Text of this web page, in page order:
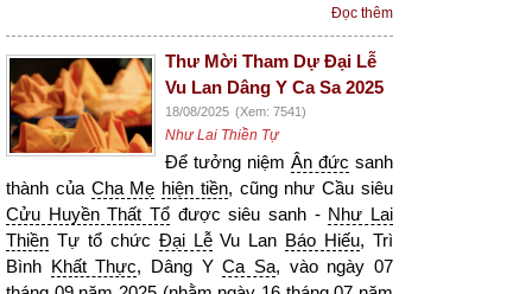
Đọc thêm
Thư Mời Tham Dự Đại Lễ
Vu Lan Dâng Y Ca Sa 2025
18/08/2025 (Xem: 7541)
Như Lai Thiền Tự
Để tưởng niệm Ân đức sanh
thành của Cha Mẹ hiện tiền, cũng như Cầu siêu
Cửu Huyền Thất Tổ được siêu sanh - Như Lai
Thiền Tự tổ chức Đại LễVu Lan Báo Hiếu, Trì
Bình Khất Thực, Dâng YCa Sa, vào ngày 07